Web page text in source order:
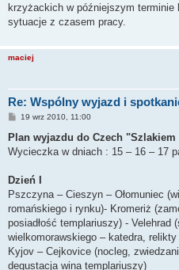
krzyżackich w późniejszym terminie
sytuacje z czasem pracy.
maciej
Re: Wspólny wyjazd i
P
s
19 wrz 2010, 11:00
Plan wyjazdu do Czech
Wycieczka w dniach : 15 – 16 – 17
Dzień I
Pszczyna – Cieszyn – Ołomuniec
romańskiego i rynku)- Kromeriż
posiadłość templariuszy) - Velehrad
wielkomorawskiego – katedra,
Kyjov – Cejkovice (nocleg,
degustacja wina templariuszy)